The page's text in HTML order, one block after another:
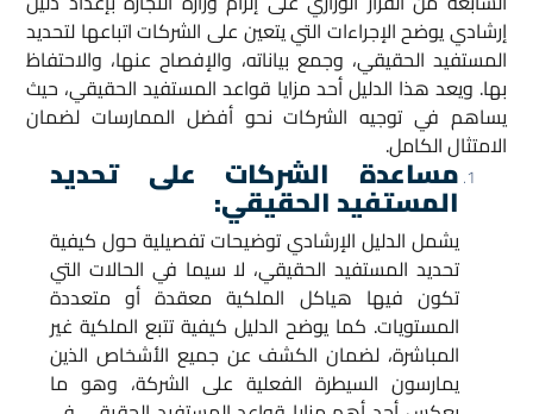
إرشادي يوضح الإجراءات التي يتعين على الشركات اتباعها لتحديد
المستفيد الحقيقي، وجمع بياناته، والإفصاح عنها، والاحتفاظ
بها. ويعد هذا الدليل أحد مزايا قواعد المستفيد الحقيقي، حيث
يساهم في توجيه الشركات نحو أفضل الممارسات لضمان
الامتثال الكامل.
مساعدة الشركات على تحديد
المستفيد الحقيقي:
يشمل الدليل الإرشادي توضيحات تفصيلية حول كيفية
تحديد المستفيد الحقيقي، لا سيما في الحالات التي
تكون فيها هياكل الملكية معقدة أو متعددة
المستويات. كما يوضح الدليل كيفية تتبع الملكية غير
المباشرة، لضمان الكشف عن جميع الأشخاص الذين
يمارسون السيطرة الفعلية على الشركة، وهو ما